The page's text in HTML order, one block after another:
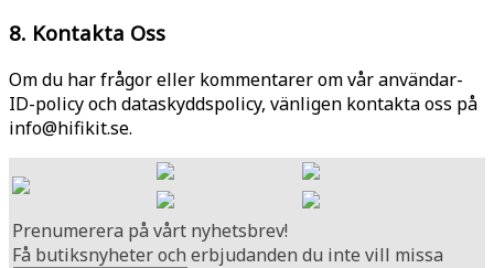
8. Kontakta Oss
Om du har frågor eller kommentarer om vår användar-
ID-policy och dataskyddspolicy, vänligen kontakta oss på
info@hifikit.se.
Prenumerera på vårt nyhetsbrev!
Få butiksnyheter och erbjudanden du inte vill missa